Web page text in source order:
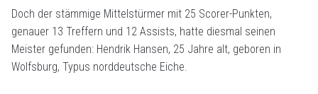
Doch der stämmige Mittelstürmer mit 25 Scorer-Punkten,
genauer 13 Treffern und 12 Assists, hatte diesmal seinen
Meister gefunden: Hendrik Hansen, 25 Jahre alt, geboren in
Wolfsburg, Typus norddeutsche Eiche.